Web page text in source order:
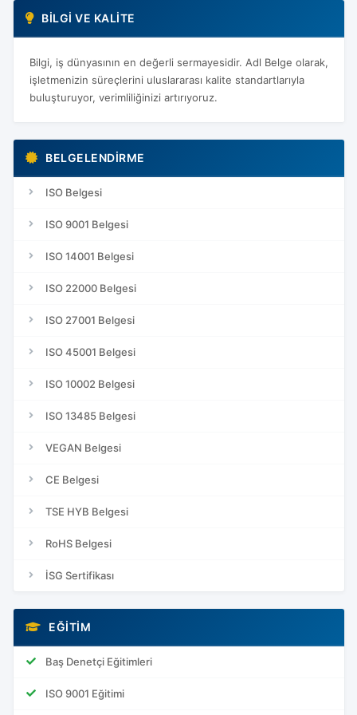
BILGI VE KALITE
Bilgi, iş dünyasının en değerli sermayesidir. Adl Belge olarak,
işletmenizin süreçlerini uluslararası kalite standartlarıyla
buluşturuyor, verimliliğinizi artırıyoruz.
BELGELENDIRME
ISO Belgesi
ISO 9001 Belgesi
ISO 14001 Belgesi
ISO 22000 Belgesi
ISO 27001 Belgesi
ISO 45001 Belgesi
ISO 10002 Belgesi
ISO 13485 Belgesi
VEGAN Belgesi
CE Belgesi
TSE HYB Belgesi
RoHS Belgesi
İSG Sertifikası
EĞITIM
Baş Denetçi Eğitimleri
ISO 9001 Eğitimi